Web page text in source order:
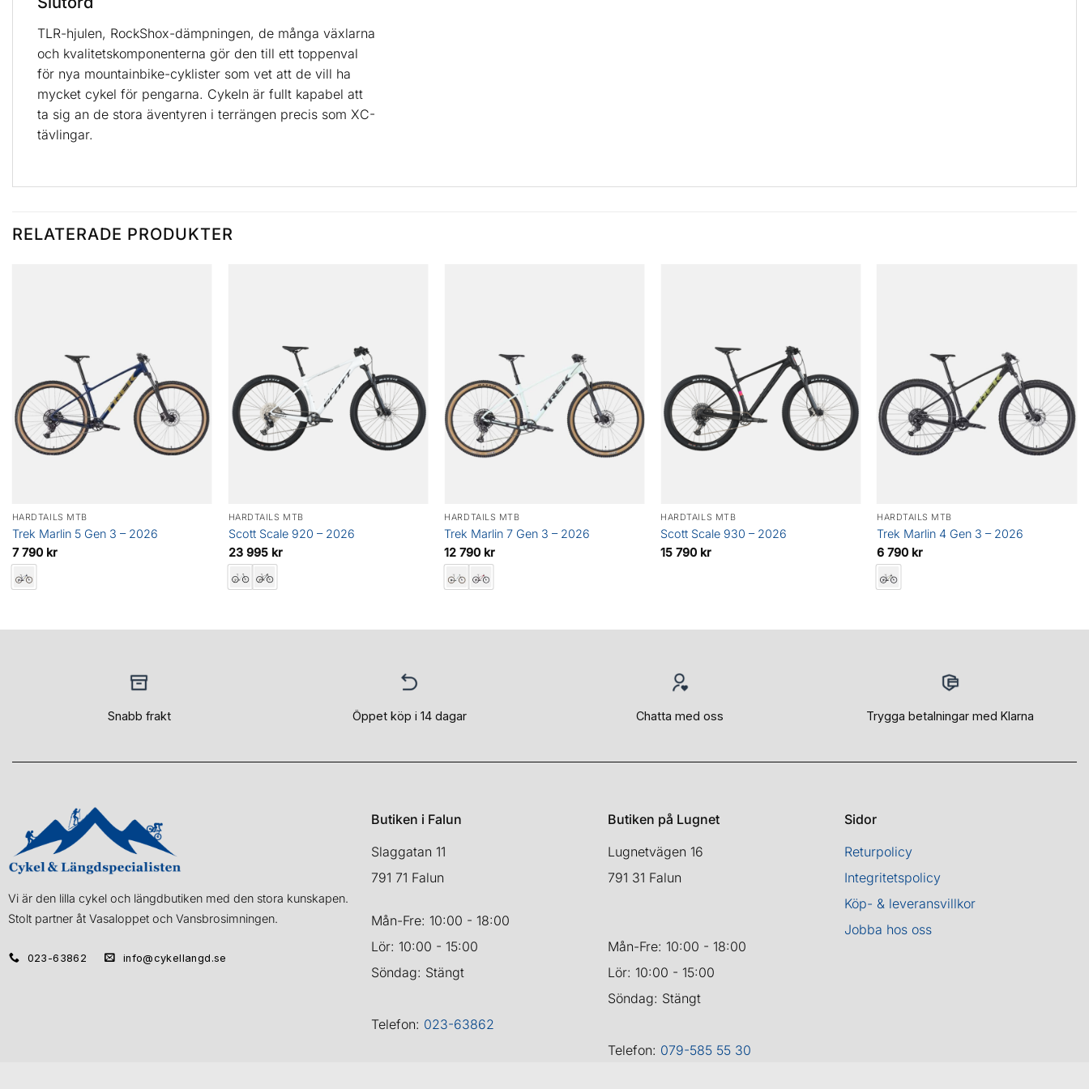
TLR-hjulen, RockShox-dämpningen, de många växlarna
och kvalitetskomponenterna gör den till ett toppenval
för nya mountainbike-cyklister som vet att de vill ha
mycket cykel för pengarna. Cykeln är fullt kapabel att
ta sig an de stora äventyren i terrängen precis som XC-
tävlingar.
RELATERADE PRODUKTER
HARDTAILS MTB
Trek Marlin 5 Gen 3 – 2026
7 790 kr
HARDTAILS MTB
Scott Scale 920 – 2026
23 995 kr
HARDTAILS MTB
Trek Marlin 7 Gen 3 – 2026
12 790 kr
HARDTAILS MTB
Scott Scale 930 – 2026
15 790 kr
HARDTAILS MTB
Trek Marlin 4 Gen 3 – 2026
6 790 kr
Snabb frakt Öppet köp i 14 dagar Chatta med oss Trygga betalningar med Klarna
Vi är den lilla cykel och längdbutiken med den stora kunskapen.
Stolt partner åt Vasaloppet och Vansbrosimningen.
023-63862 info@cykellangd.se
Butiken i Falun
Slaggatan 11
791 71 Falun
Mån-Fre: 10:00 - 18:00
Lör: 10:00 - 15:00
Söndag: Stängt
Telefon: 023-63862
Butiken på Lugnet
Lugnetvägen 16
791 31 Falun
Mån-Fre: 10:00 - 18:00
Lör: 10:00 - 15:00
Söndag: Stängt
Telefon: 079-585 55 30
Sidor
Returpolicy
Integritetspolicy
Köp- & leveransvillkor
Jobba hos oss